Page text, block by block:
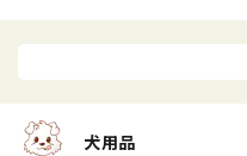
犬用品